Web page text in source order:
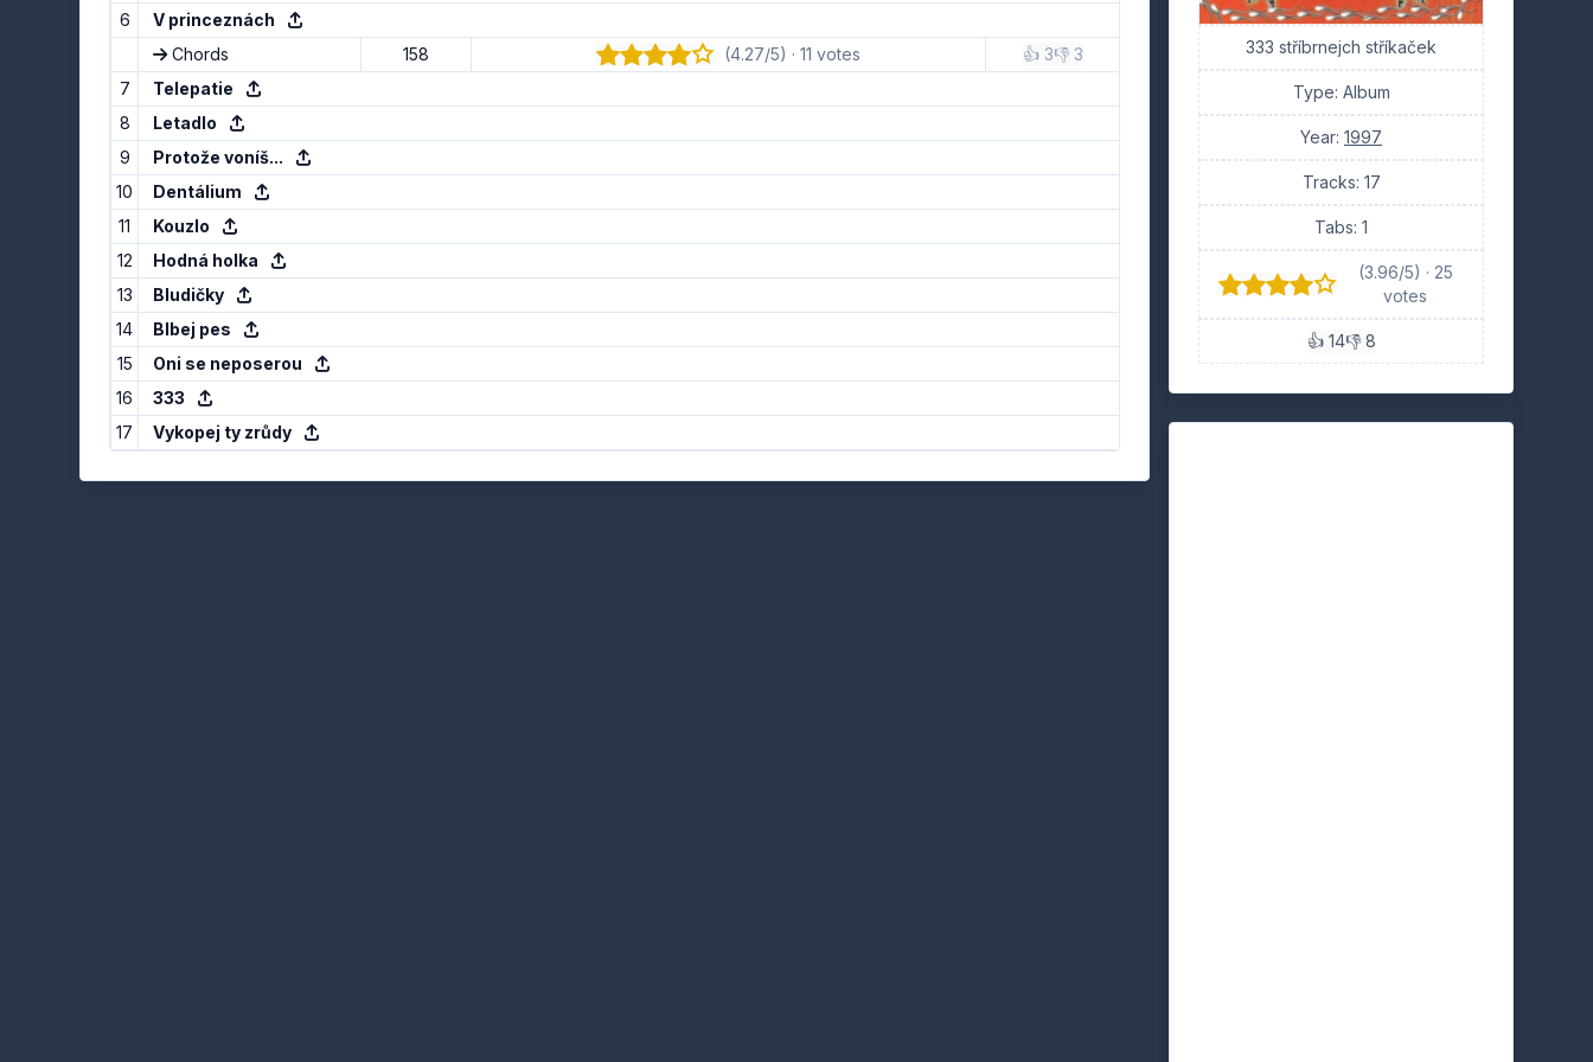
6
V princeznách
Chords
158 (4.27/5) · 11 votes 👍 3👎 3
7
Telepatie
8
Letadlo
9
Protože voníš...
10
Dentálium
11
Kouzlo
12
Hodná holka
13
Bludičky
14
Blbej pes
15
Oni se neposerou
16
333
17
Vykopej ty zrůdy
333 stříbrnejch stříkaček
Type: Album
Year:1997
Tracks: 17
Tabs: 1
(3.96/5) · 25
votes
👍 14👎 8